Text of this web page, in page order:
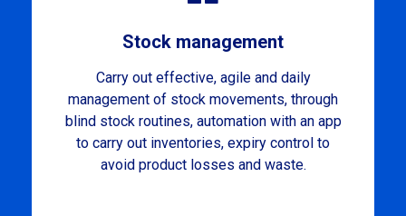
Stock management
Carry out effective, agile and daily
management of stock movements, through
blind stock routines, automation with an app
to carry out inventories, expiry control to
avoid product losses and waste.